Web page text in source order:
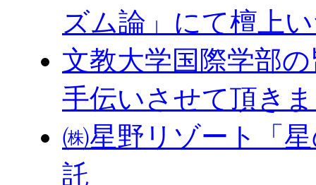
ズム論」にて檀上
文教大学国際学部
手伝いさせて頂き
㈱星野リゾート「
託